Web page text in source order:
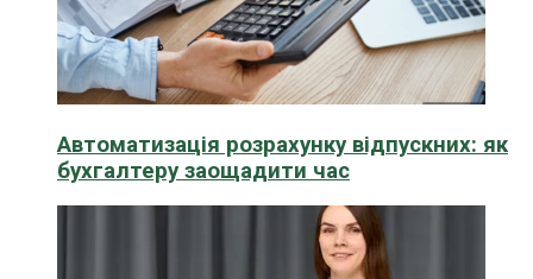
Автоматизація розрахунку відпускних: як
бухгалтеру заощадити час